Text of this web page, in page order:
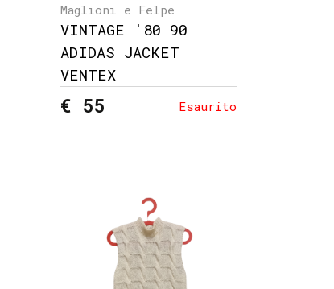
Maglioni e Felpe
VINTAGE '80 90
ADIDAS JACKET
VENTEX
€ 55 Esaurito